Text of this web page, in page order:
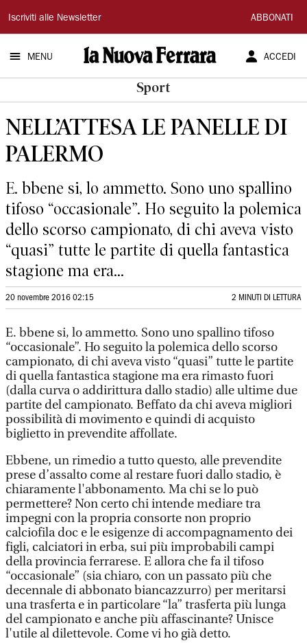
La
Nuova
Ferrara
Iscriviti alle Newsletter ABBONATI
MENU ACCEDI
Sport
NELL’ATTESA LE PANELLE DI
PALERMO
E. bbene si, lo ammetto. Sono uno spallino
tifoso “occasionale”. Ho seguito la polemica
dello scorso campionato, di chi aveva visto
“quasi” tutte le partite di quella fantastica
stagione ma era...
20 novembre 2016 02:15 2 MINUTI DI LETTURA
E. bbene si, lo ammetto. Sono uno spallino tifoso
“occasionale”. Ho seguito la polemica dello scorso
campionato, di chi aveva visto “quasi” tutte le partite
di quella fantastica stagione ma era rimasto fuori
(dalla curva o addirittura dallo stadio) alle ultime due
partite del campionato. Beffato da chi aveva migliori
possibilità di movimento e quindi di acquisto
biglietto in prevendite affollate.
Ebbene, un rimedio a tutto questo, alle prevendite
prese d’assalto come al restare fuori dallo stadio, è
chiaramente l'abbonamento. Ma chi se lo può
permettere? Non certo chi intende mediare tra
impegni con la propria consorte non proprio
calciofila doc e le esigenze di accompagnamento dei
figli, calciatori in erba, sui più improbabili campi
della provincia ferrarese. E allora che fa il tifoso
“occasionale” (sia chiaro, con un passato più che
decennale di abbonato biancazzurro) per meritarsi
una trasferta e in particolare “la” trasferta più lunga
del campionato e anche più affascinante? Unisce
l'utile al dilettevole. Come vi ho già detto.